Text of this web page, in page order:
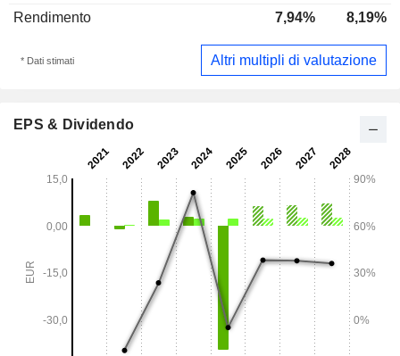
Rendimento 7,94% 8,19%
* Dati stimati Altri multipli di valutazione
EPS & Dividendo